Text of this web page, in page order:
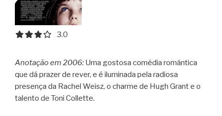
3.0 out of 5.0 stars
3.0
Anotação em 2006: Uma gostosa comédia romântica
que dá prazer de rever, e é iluminada pela radiosa
presença da Rachel Weisz, o charme de Hugh Grant e o
talento de Toni Collette.